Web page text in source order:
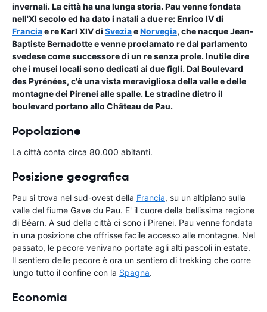
invernali. La città ha una lunga storia. Pau venne fondata
nell'XI secolo ed ha dato i natali a due re: Enrico IV di
Franciae re Karl XIV di SveziaeNorvegia, che nacque Jean-
Baptiste Bernadotte e venne proclamato re dal parlamento
svedese come successore di un re senza prole. Inutile dire
che i musei locali sono dedicati ai due figli. Dal Boulevard
des Pyrénées, c'è una vista meravigliosa della valle e delle
montagne dei Pirenei alle spalle. Le stradine dietro il
boulevard portano allo Château de Pau.
Popolazione
La città conta circa 80.000 abitanti.
Posizione geografica
Pau si trova nel sud-ovest della Francia, su un altipiano sulla
valle del fiume Gave du Pau. E' il cuore della bellissima regione
di Béarn. A sud della città ci sono i Pirenei. Pau venne fondata
in una posizione che offrisse facile accesso alle montagne. Nel
passato, le pecore venivano portate agli alti pascoli in estate.
Il sentiero delle pecore è ora un sentiero di trekking che corre
lungo tutto il confine con la Spagna.
Economia